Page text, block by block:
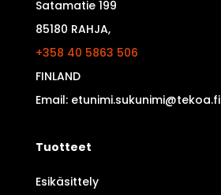
Satamatie 199
85180 RAHJA,
+358 40 5863 506
FINLAND
Email: etunimi.sukunimi@tekoa.fi
Tuotteet
Esikäsittely